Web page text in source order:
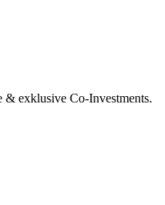
exklusive Co-Investments.